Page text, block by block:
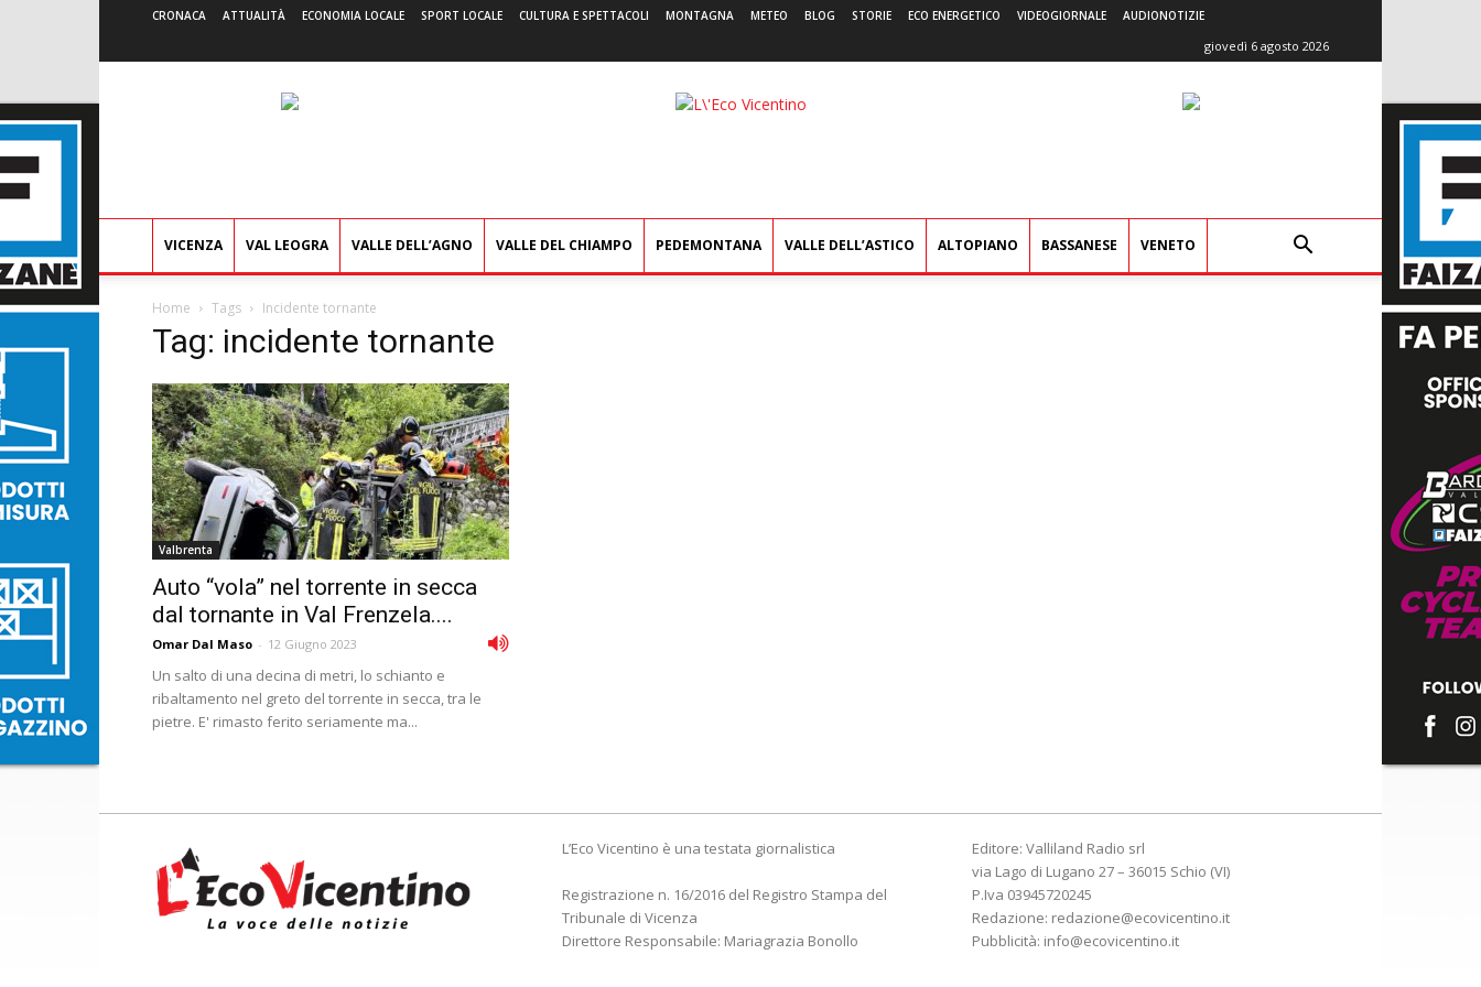
CRONACA ATTUALITÀ ECONOMIA LOCALE SPORT LOCALE CULTURA E SPETTACOLI MONTAGNA METEO BLOG STORIE ECO ENERGETICO VIDEOGIORNALE AUDIONOTIZIE
giovedì 6 agosto 2026
L'Eco
VICENZA VAL LEOGRA VALLE DELL’AGNO VALLE DEL CHIAMPO PEDEMONTANA VALLE DELL’ASTICO ALTOPIANO BASSANESE VENETO
Home Tags Incidente tornante
Tag: incidente tornante
Valbrenta
Auto “vola” nel torrente in secca
dal tornante in Val Frenzela....
Omar Dal Maso - 12 Giugno 2023
Un salto di una decina di metri, lo schianto e
ribaltamento nel greto del torrente in secca, tra le
pietre. E' rimasto ferito seriamente ma...
L’Eco Vicentino è una testata giornalistica
Registrazione n. 16/2016 del Registro Stampa del
Tribunale di Vicenza
Direttore Responsabile: Mariagrazia Bonollo
Editore: Valliland Radio srl
via Lago di Lugano 27 – 36015 Schio (VI)
P.Iva 03945720245
Redazione: redazione@ecovicentino.it
Pubblicità: info@ecovicentino.it